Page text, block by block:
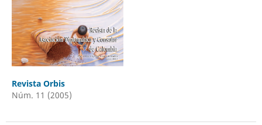
Revista Orbis
Núm. 11 (2005)